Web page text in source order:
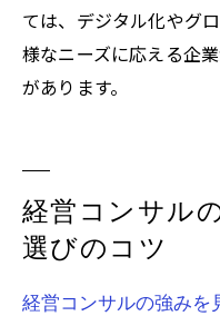
ては、デジタル化やグ
様なニーズに応える企
があります。
経営コンサル
選びのコツ
経営コンサルの強みを